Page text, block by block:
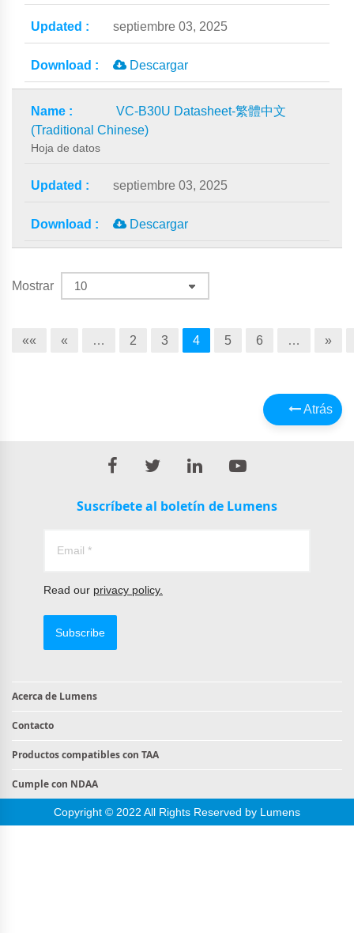
septiembre 03, 2025
Descargar
VC-B30U Datasheet-繁體中文
(Traditional Chinese)
Hoja de datos
septiembre 03, 2025
Descargar
Mostrar
«« « … 2 3 4 5 6 … »
Atrás
Suscríbete al boletín de Lumens
Read our privacy policy.
Subscribe
Acerca de Lumens
Contacto
Productos compatibles con TAA
Cumple con NDAA
Copyright © 2022 All Rights Reserved by Lumens